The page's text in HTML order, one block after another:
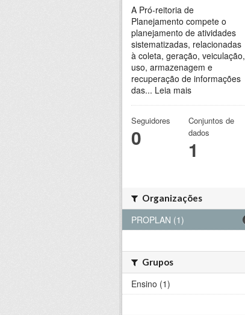
A Pró-reitoria de
Planejamento compete o
planejamento de atividades
sistematizadas, relacionadas
à coleta, geração, veiculação,
uso, armazenagem e
recuperação de informações
das... Leia mais
Seguidores
0
Conjuntos de
dados
1
Organizações
PROPLAN (1)
Grupos
Ensino (1)